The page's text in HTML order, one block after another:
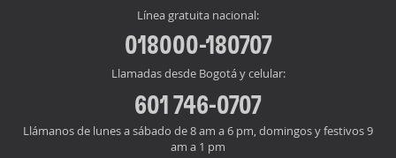
Línea gratuita nacional:
018000-180707
Llamadas desde Bogotá y celular:
601 746-0707
Llámanos de lunes a sábado de 8 am a 6 pm, domingos y festivos 9
am a 1 pm